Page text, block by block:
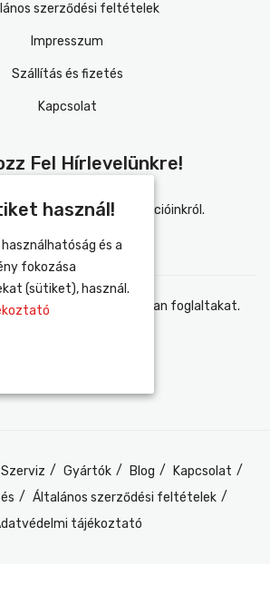
szerződési feltételek
Impresszum
Szállítás és fizetés
Kapcsolat
Fel Hírlevelünkre!
újdonságainkról és akcióinkról.
tájékoztatóban foglaltakat.
Szerviz Gyártók Blog
Kapcsolat
Általános szerződési feltételek
tájékoztató
használ!
használhatóság és a
fokozása
(sütiket), használ.